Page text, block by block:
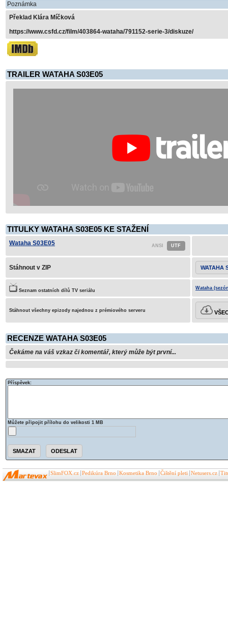
Poznámka
Překlad Klára Míčková
https://www.csfd.cz/film/403864-wataha/791152-serie-3/diskuze/
TRAILER WATAHA S03E05
TITULKY WATAHA S03E05 KE STAŽENÍ
Wataha S03E05
Stáhnout v ZIP WATAHA
Seznam ostatních dílů TV seriálu Wataha
Stáhnout všechny epizody najednou z prémiového serveru
RECENZE WATAHA S03E05
Čekáme na váš vzkaz či komentář, který může být první...
Příspěvek:
Můžete připojit přílohu do velikosti 1 MB
SlimFOX.cz Pedikúra Brno Kosmetika Brno Čištění pleti Netusers.cz